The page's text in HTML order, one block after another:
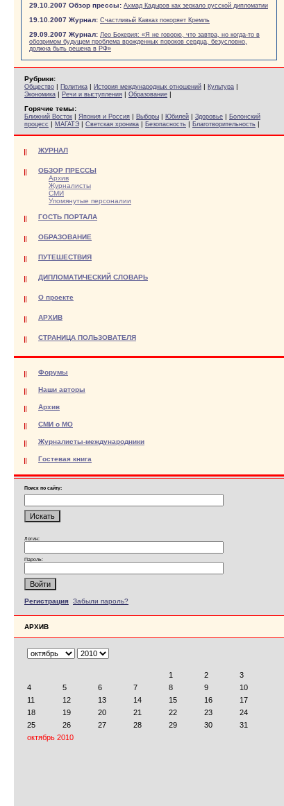
29.10.2007 Обзор прессы: Ахмад Кадыров как зеркало русской дипломатии
19.10.2007 Журнал: Счастливый Кавказ покоряет Кремль
29.09.2007 Журнал: Лео Бокерия: «Я не говорю, что завтра, но когда-то в
обозримом будущем проблема врожденных пороков сердца, безусловно,
должна быть решена в РФ»
Рубрики:
Общество | Политика | История международных отношений | Культура |
Экономика | Речи и выступления | Образование |
Горячие темы:
Ближний Восток | Япония и Россия | Выборы | Юбилей | Здоровье | Болонский
процесс | МАГАТЭ | Светская хроника | Безопасность | Благотворительность |
ЖУРНАЛ
ОБЗОР ПРЕССЫ
Архив
Журналисты
СМИ
Упомянутые персоналии
ГОСТЬ ПОРТАЛА
ОБРАЗОВАНИЕ
ПУТЕШЕСТВИЯ
ДИПЛОМАТИЧЕСКИЙ СЛОВАРЬ
О проекте
АРХИВ
СТРАНИЦА ПОЛЬЗОВАТЕЛЯ
Форумы
Наши авторы
Архив
СМИ о МО
Журналисты-международники
Гостевая книга
Поиск по сайту:
Логин:
Пароль:
Регистрация Забыли пароль?
АРХИВ